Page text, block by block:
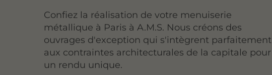
Confiez la réalisation de votre menuiserie
métallique à Paris à A.M.S. Nous créons des
ouvrages d'exception qui s'intègrent parfaitement
aux contraintes architecturales de la capitale pour
un rendu unique.